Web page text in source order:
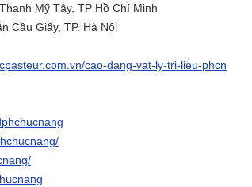
Mỹ Tây, TP Hồ Chí Minh
Cầu Giấy, TP. Hà Nội
cao-dang-vat-ly-tri-lieu-phcn